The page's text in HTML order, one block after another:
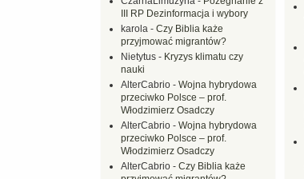
III RP Dezinformacja i wybory
karola - Czy Biblia każe
przyjmować migrantów?
Nietytus - Kryzys klimatu czy
nauki
AlterCabrio - Wojna hybrydowa
przeciwko Polsce – prof.
Włodzimierz Osadczy
AlterCabrio - Wojna hybrydowa
przeciwko Polsce – prof.
Włodzimierz Osadczy
AlterCabrio - Czy Biblia każe